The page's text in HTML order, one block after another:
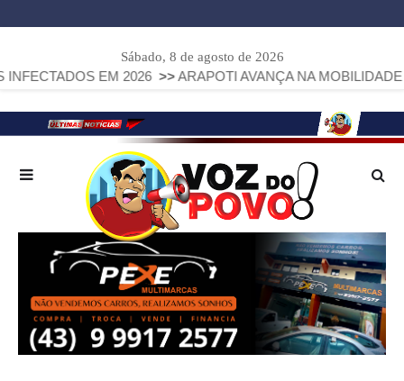
Sábado, 8 de agosto de 2026
EM 2026 >> ARAPOTI AVANÇA NA MOBILIDADE